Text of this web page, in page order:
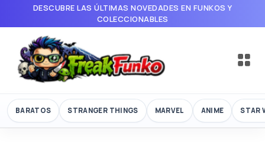
DESCUBRE LAS ÚLTIMAS NOVEDADES EN FUNKOS Y
COLECCIONABLES
BARATOS STRANGER THINGS MARVEL ANIME STAR